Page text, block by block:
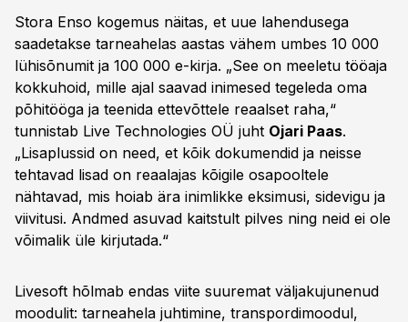
Stora Enso kogemus näitas, et uue lahendusega
saadetakse tarneahelas aastas vähem umbes 10 000
lühisõnumit ja 100 000 e-kirja. „See on meeletu tööaja
kokkuhoid, mille ajal saavad inimesed tegeleda oma
põhitööga ja teenida ettevõttele reaalset raha,“
tunnistab Live Technologies OÜ juht Ojari Paas.
„Lisaplussid on need, et kõik dokumendid ja neisse
tehtavad lisad on reaalajas kõigile osapooltele
nähtavad, mis hoiab ära inimlikke eksimusi, sidevigu ja
viivitusi. Andmed asuvad kaitstult pilves ning neid ei ole
võimalik üle kirjutada.“
Livesoft hõlmab endas viite suuremat väljakujunenud
moodulit: tarneahela juhtimine, transpordimoodul,